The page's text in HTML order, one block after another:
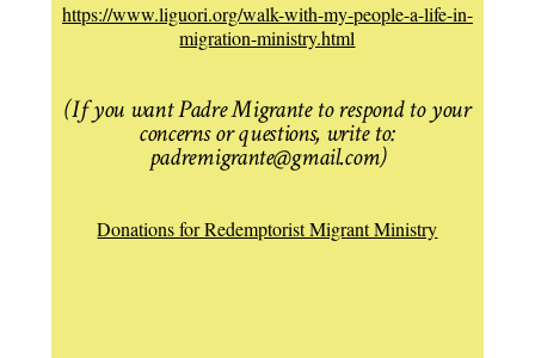
https://www.liguori.org/walk-with-my-people-a-life-in-
migration-ministry.html
(If you want Padre Migrante to respond to your
concerns or questions, write to:
padremigrante@gmail.com)
Donations for Redemptorist Migrant Ministry